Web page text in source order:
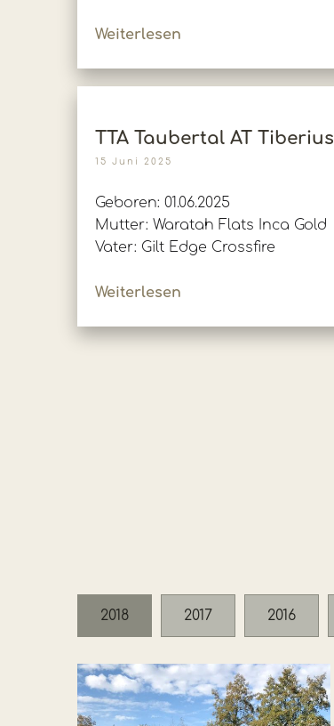
Weiterlesen
TTA Taubertal AT Tiberius
15 Juni 2025
Geboren: 01.06.2025
Mutter: Waratah Flats Inca Gold
Vater: Gilt Edge Crossfire
Weiterlesen
2018 2017 2016